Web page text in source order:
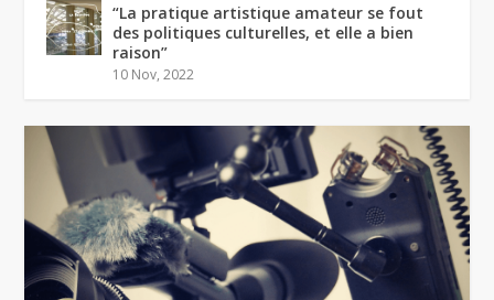
“La pratique artistique amateur se fout
des politiques culturelles, et elle a bien
raison”
10 Nov, 2022